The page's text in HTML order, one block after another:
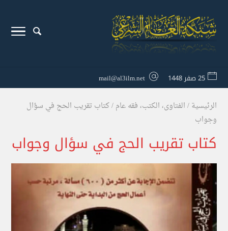
25 صفر 1448 mail@al3ilm.net
الرئيسية/الفتاوى،الكتب،فقه عام/كتاب تقريب الحج في سؤال
وجواب
كتاب تقريب الحج في سؤال وجواب